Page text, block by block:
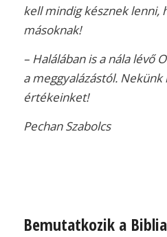
kell mindig késznek lenni,
másoknak!
– Halálában is a nála lévő
a meggyalázástól.
értékeinket!
Pechan Szabolcs
Bemutatkozik a